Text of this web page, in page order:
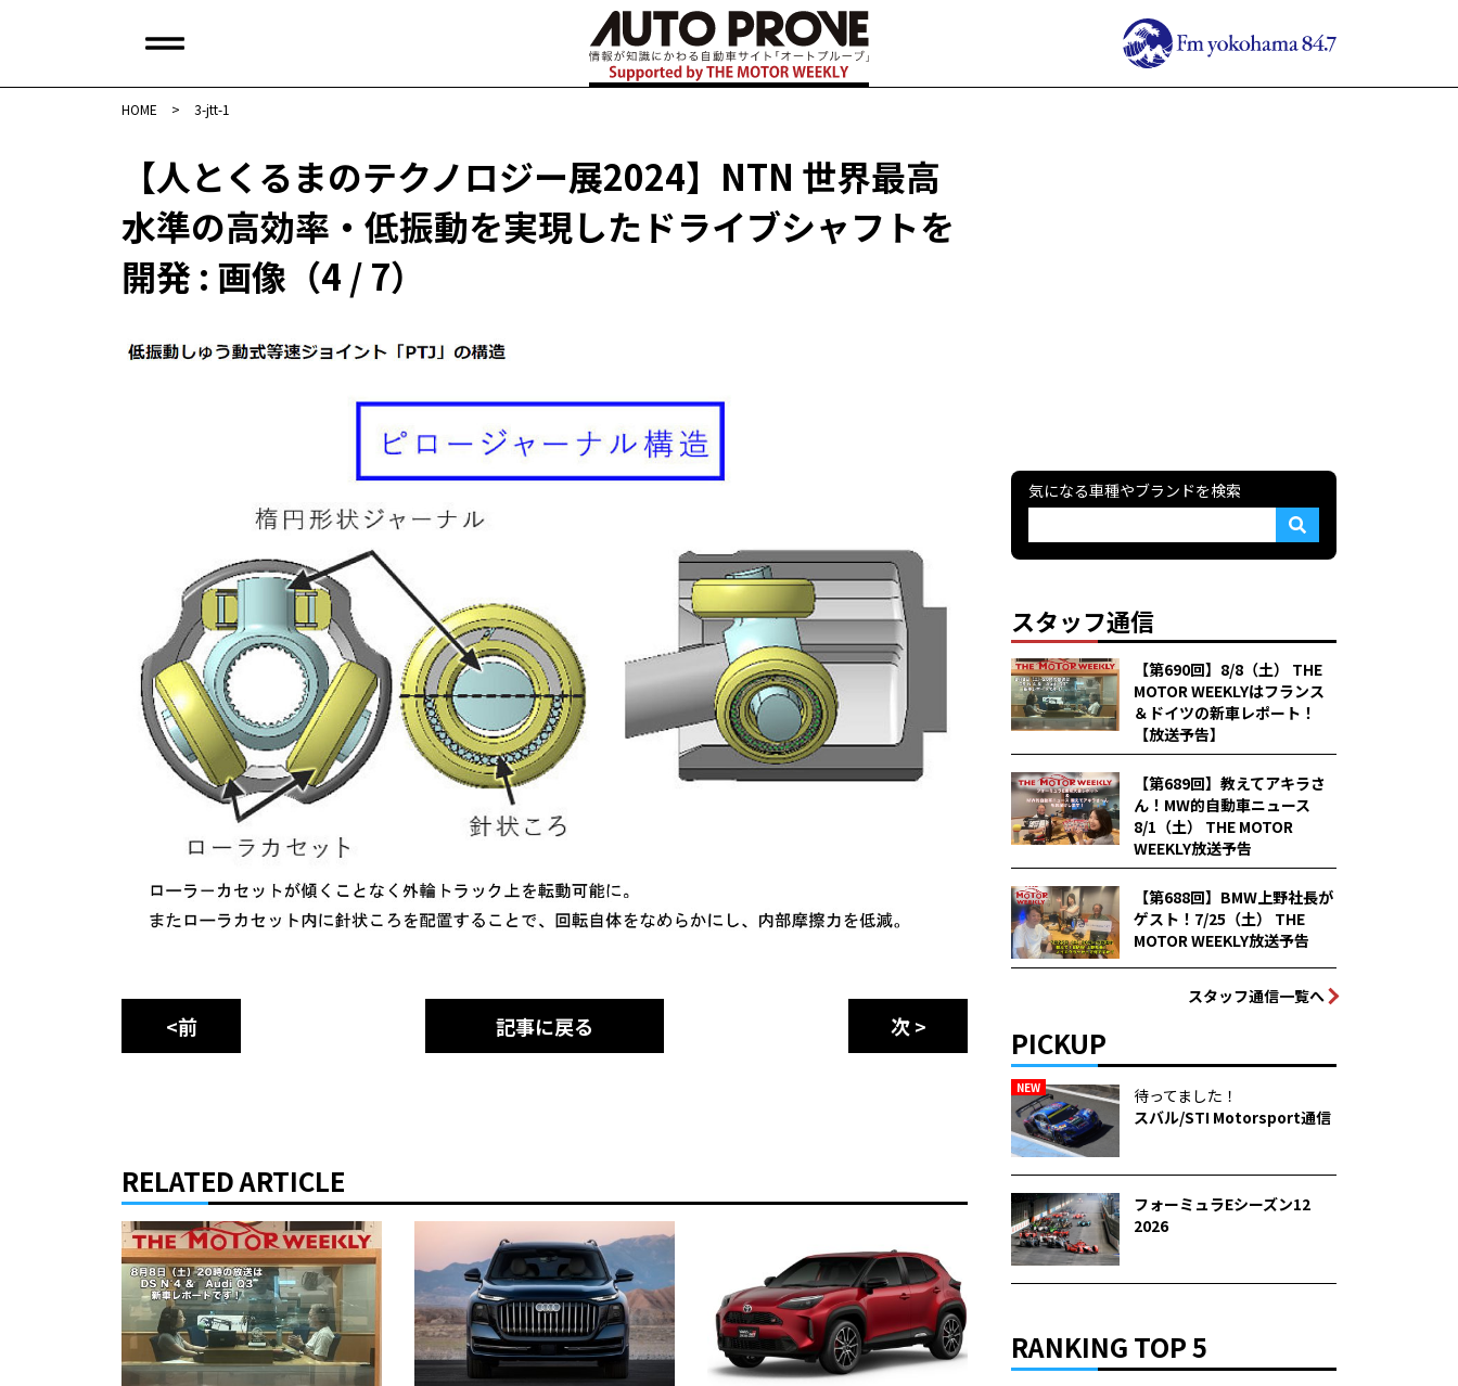
HOME > 3-jtt-1
【人とくるまのテクノロジー展2024】NTN 世界最高
水準の高効率・低振動を実現したドライブシャフトを
開発 : 画像（4 / 7）
<前 記事に戻る 次 >
RELATED ARTICLE
気になる車種やブランドを検索
スタッフ通信
【第690回】8/8（土） THE
MOTOR WEEKLYはフランス
＆ドイツの新車レポート！
【放送予告】
【第689回】教えてアキラさ
ん！MW的自動車ニュース
8/1（土） THE MOTOR
WEEKLY放送予告
【第688回】BMW上野社長が
ゲスト！7/25（土） THE
MOTOR WEEKLY放送予告
スタッフ通信一覧へ
PICKUP
NEW
待ってました！
スバル/STI Motorsport通信
フォーミュラEシーズン12
2026
RANKING TOP 5